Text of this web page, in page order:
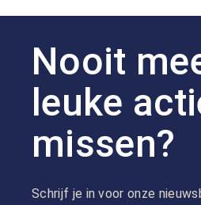
Nooit
leuke
missen?
Schrijf je in voor onze